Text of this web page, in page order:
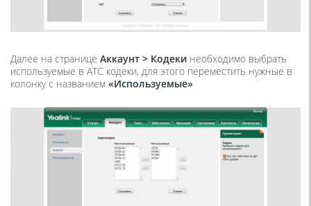
Далее на странице Аккаунт > Кодеки необходимо выбрать
используемые в АТС кодеки, для этого переместить нужные в
колонку с названием «Используемые»